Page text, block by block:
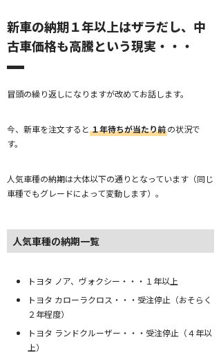
新車の納期１年以上はザラだし、中
古車価格も高騰という現実・・・
冒頭の繰り返しになりますが改めてお話します。
今、新車を注文すると １年待ちが当たり前の状況で
す。
人気車種の納期は大体以下の通りとなっています（同じ
車種でもグレードによって変動します）。
人気車種の納期一覧
トヨタ ノア、ヴォクシー・・・１年以上
トヨタ カローラクロス・・・受注停止（おそらく
２年程度）
トヨタ ランドクルーザー・・・受注停止（４年以
上）